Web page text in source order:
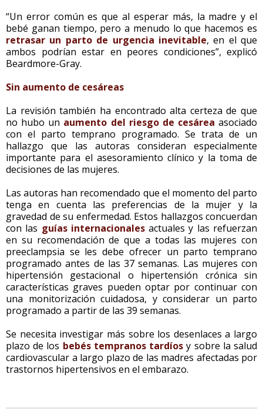
“Un error común es que al esperar más, la madre y el
bebé ganan tiempo, pero a menudo lo que hacemos es
retrasar un parto de urgencia inevitable, en el que
ambos podrían estar en peores condiciones”, explicó
Beardmore-Gray.
Sin aumento de cesáreas
La revisión también ha encontrado alta certeza de que
no hubo un aumento del riesgo de cesárea asociado
con el parto temprano programado. Se trata de un
hallazgo que las autoras consideran especialmente
importante para el asesoramiento clínico y la toma de
decisiones de las mujeres.
Las autoras han recomendado que el momento del parto
tenga en cuenta las preferencias de la mujer y la
gravedad de su enfermedad. Estos hallazgos concuerdan
con las guías internacionalesactuales y las refuerzan
en su recomendación de que a todas las mujeres con
preeclampsia se les debe ofrecer un parto temprano
programado antes de las 37 semanas. Las mujeres con
hipertensión gestacional o hipertensión crónica sin
características graves pueden optar por continuar con
una monitorización cuidadosa, y considerar un parto
programado a partir de las 39 semanas.
Se necesita investigar más sobre los desenlaces a largo
plazo de los bebés tempranos tardíosy sobre la salud
cardiovascular a largo plazo de las madres afectadas por
trastornos hipertensivos en el embarazo.